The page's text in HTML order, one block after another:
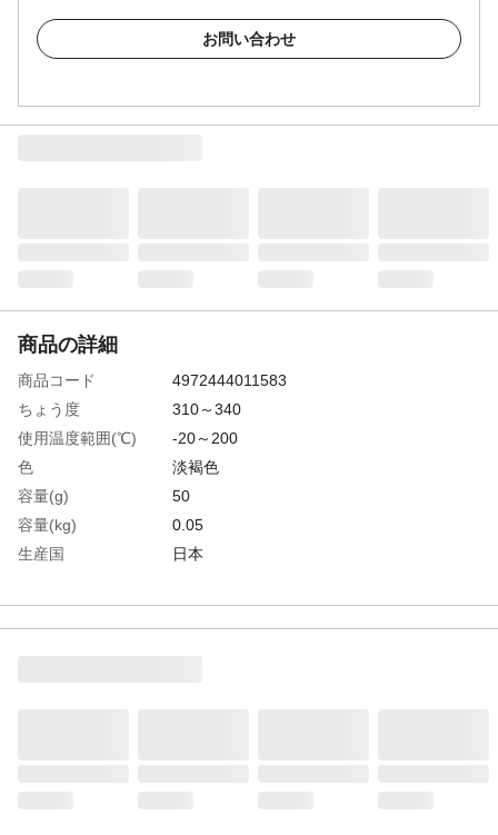
お問い合わせ
商品の詳細
商品コード
4972444011583
ちょう度
310～340
使用温度範囲(℃)
-20～200
色
淡褐色
容量(g)
50
容量(kg)
0.05
生産国
日本
材質1
主成分：複合グリース、防錆剤